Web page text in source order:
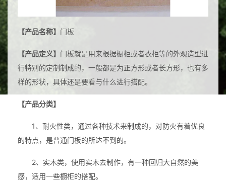
【产品名称】 门板
【产品定义】 门板就是用来根据橱柜或者衣柜等的外观造型进
行特别的定制制成的，一般都是为正方形或者长方形，也有多
样的形状，具体还是要看与什么进行搭配。
【产品分类】
1、耐火性类，通过各种技术来制成的，对防火有着优良
的特点，是普通门板的所达不到的。
2、实木类，使用实木去制作，有一种回归大自然的美
感，适用一些橱柜的搭配。